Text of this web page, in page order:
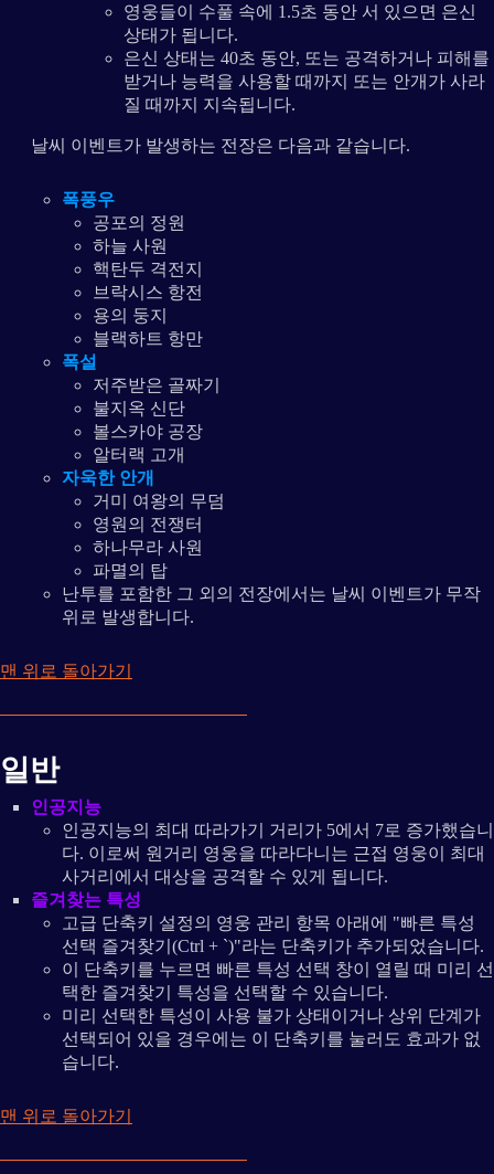
영웅들이 수풀 속에 1.5초 동안 서 있으면 은신
상태가 됩니다.
은신 상태는 40초 동안, 또는 공격하거나 피해를
받거나 능력을 사용할 때까지 또는 안개가 사라
질 때까지 지속됩니다.
날씨 이벤트가 발생하는 전장은 다음과 같습니다.
폭풍우
공포의 정원
하늘 사원
핵탄두 격전지
브락시스 항전
용의 둥지
블랙하트 항만
폭설
저주받은 골짜기
불지옥 신단
볼스카야 공장
알터랙 고개
자욱한 안개
거미 여왕의 무덤
영원의 전쟁터
하나무라 사원
파멸의 탑
난투를 포함한 그 외의 전장에서는 날씨 이벤트가 무작
위로 발생합니다.
맨 위로 돌아가기
일반
인공지능
인공지능의 최대 따라가기 거리가 5에서 7로 증가했습니
다. 이로써 원거리 영웅을 따라다니는 근접 영웅이 최대
사거리에서 대상을 공격할 수 있게 됩니다.
즐겨찾는 특성
고급 단축키 설정의 영웅 관리 항목 아래에 "빠른 특성
선택 즐겨찾기(Ctrl + `)"라는 단축키가 추가되었습니다.
이 단축키를 누르면 빠른 특성 선택 창이 열릴 때 미리 선
택한 즐겨찾기 특성을 선택할 수 있습니다.
미리 선택한 특성이 사용 불가 상태이거나 상위 단계가
선택되어 있을 경우에는 이 단축키를 눌러도 효과가 없
습니다.
맨 위로 돌아가기